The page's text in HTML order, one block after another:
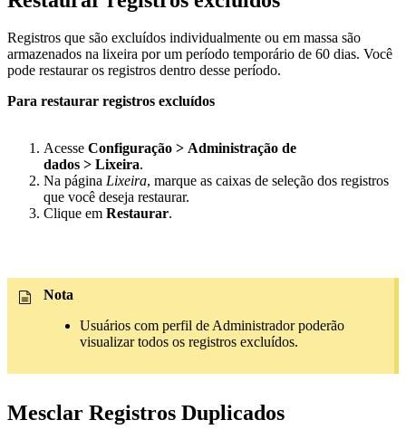
Registros que são excluídos individualmente ou em massa são
armazenados na lixeira por um período temporário de 60 dias. Você
pode restaurar os registros dentro desse período.
Para restaurar registros excluídos
Acesse Configuração > Administração de
dados > Lixeira.
Na página Lixeira, marque as caixas de seleção dos registros
que você deseja restaurar.
Clique em Restaurar.
Nota
Usuários com perfil de Administrador poderão
visualizar todos os registros excluídos.
Mesclar Registros Duplicados